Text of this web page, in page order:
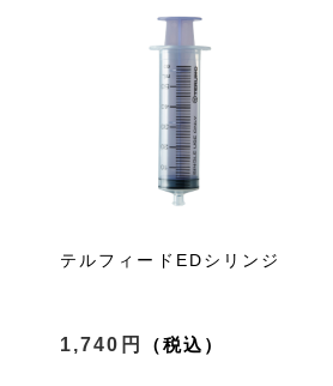
テルフィードEDシリンジ
1,740円